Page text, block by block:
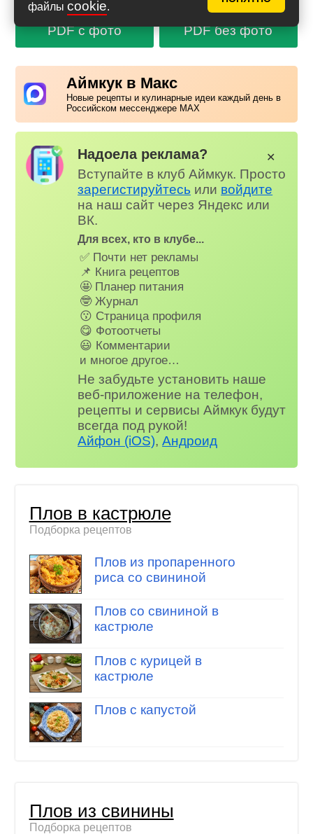
файлы cookie.
PDF с фото PDF без фото
Аймкук в Макс
Новые рецепты и кулинарные идеи каждый день в
Российском мессенджере MAX
Надоела реклама?
Вступайте в клуб Аймкук. Просто
зарегистируйтесь или войдите
на наш сайт через Яндекс или
ВК.
Для всех, кто в клубе...
✅ Почти нет рекламы
📌 Книга рецептов
🤩 Планер питания
🤓 Журнал
😗 Страница профиля
😋 Фотоотчеты
😃 Комментарии
и многое другое…
Не забудьте установить наше
веб-приложение на телефон,
рецепты и сервисы Аймкук будут
всегда под рукой!
Айфон (iOS),Андроид
✕
Плов в кастрюле
Подборка рецептов
Плов из пропаренного
риса со свининой
Плов со свининой в
кастрюле
Плов с курицей в
кастрюле
Плов с капустой
Плов из свинины
Подборка рецептов